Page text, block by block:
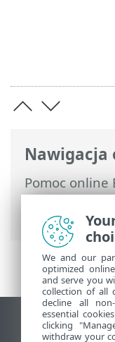
Nawigacja
Pomoc online
Antivirus>
Skanowania
Wyświetl
We and our
optimized
and serve you
collection of all
decline all
essential
clicking
withdraw your